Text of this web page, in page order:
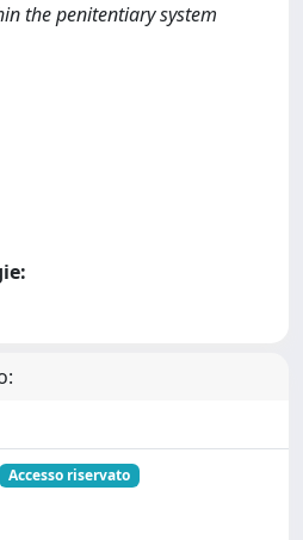
the penitentiary system
Accesso riservato